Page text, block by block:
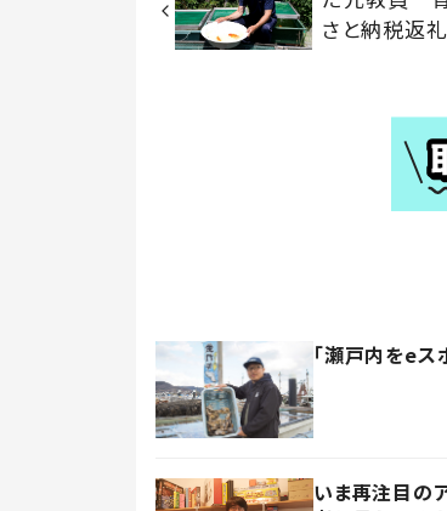
さと納税返
「瀬戸内をe
いま再注目の